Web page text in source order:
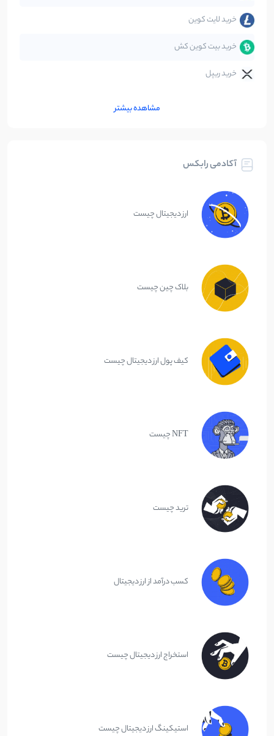
خرید لایت کوین
خرید بیت کوین کش
خرید ریپل
مشاهده بیشتر
آکادمی رابکس
ارز دیجیتال چیست
بلاک چین چیست
کیف پول ارز دیجیتال چیست
NFT چیست
ترید چیست
کسب درآمد از ارز دیجیتال
استخراج ارز دیجیتال چیست
استیکینگ ارز دیجیتال چیست